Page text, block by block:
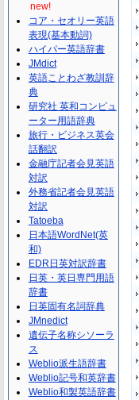
new!
コア・セオリー英語
表現(基本動詞)
ハイパー英語辞書
JMdict
英語ことわざ教訓辞
典
研究社 英和コンピュ
ーター用語辞典
旅行・ビジネス英会
話翻訳
金融庁記者会見英語
対訳
外務省記者会見英語
対訳
Tatoeba
日本語WordNet(英
和)
EDR日英対訳辞書
日英・英日専門用語
辞書
日英固有名詞辞典
JMnedict
遺伝子名称シソーラ
ス
Weblio派生語辞書
Weblio記号和英辞書
Weblio和製英語辞書